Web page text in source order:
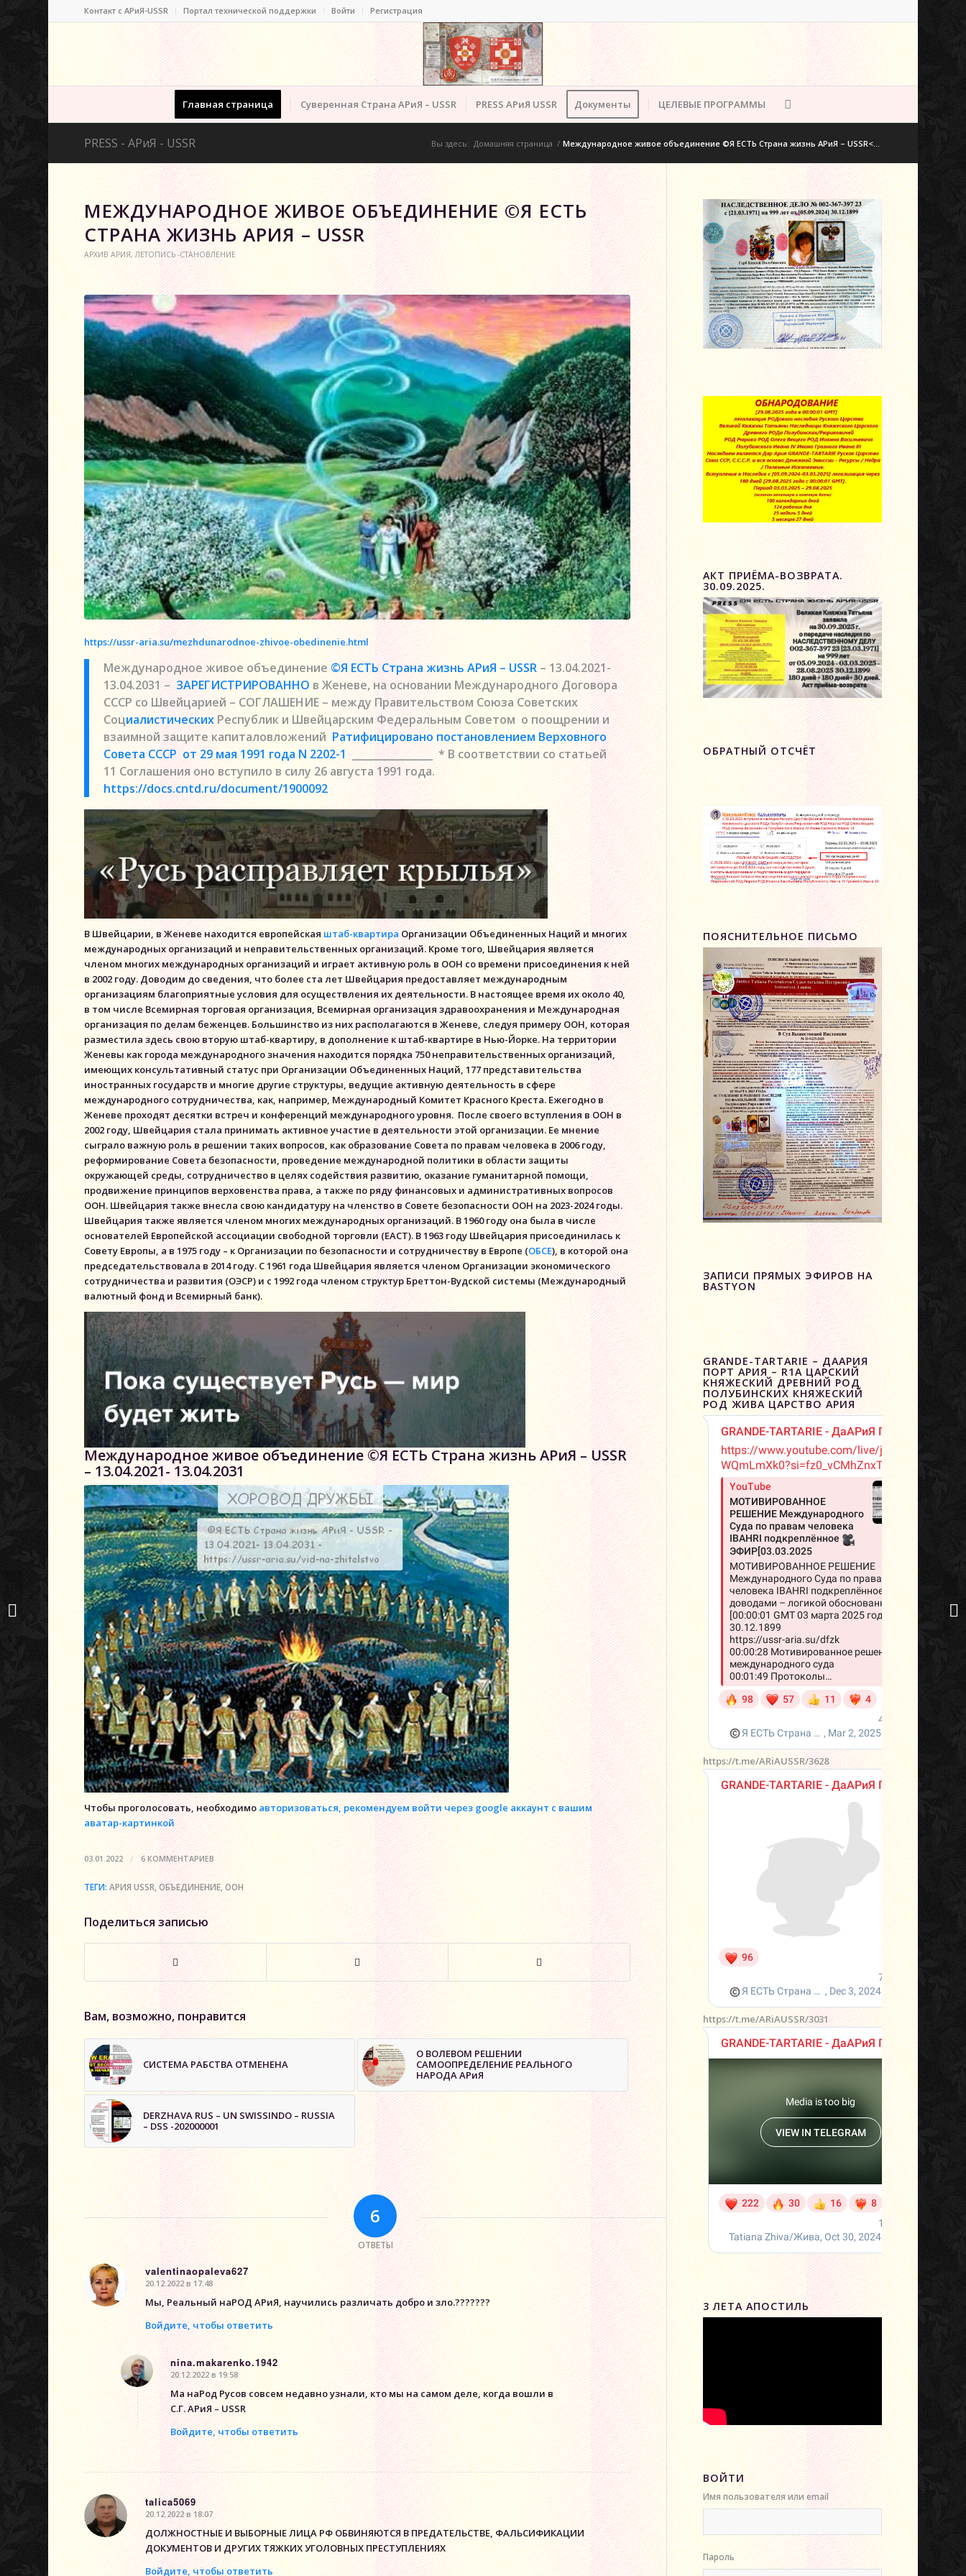
Контакт c АРиЯ-USSR Портал технической поддержки Войти Регистрация
Главная страница Суверенная Страна АРиЯ – USSR PRESS АРиЯ USSR Документы ЦЕЛЕВЫЕ ПРОГРАММЫ
PRESS - АРиЯ - USSR Вы здесь: Домашняя страница / Международное живое объединение ©Я ЕСТЬ Страна жизнь АРиЯ – USSR<...
МЕЖДУНАРОДНОЕ ЖИВОЕ ОБЪЕДИНЕНИЕ ©Я ЕСТЬ
СТРАНА ЖИЗНЬ АРИЯ – USSR
АРХИВ АРИЯ,ЛЕТОПИСЬ -СТАНОВЛЕНИЕ
https://ussr-aria.su/mezhdunarodnoe-zhivoe-obedinenie.html
Международное живое объединение©Я ЕСТЬ Страна жизнь АРиЯ – USSR– 13.04.2021-
13.04.2031 –ЗАРЕГИСТРИРОВАННОв Женеве, на основании Международного Договора
СССР со Швейцарией – СОГЛАШЕНИЕ – между Правительством Союза Советских
СоциалистическихРеспублик и Швейцарским Федеральным Советом о поощрении и
взаимной защите капиталовложенийРатифицировано постановлением Верховного
Совета СССР от 29 мая 1991 года N 2202-1________________ * В соответствии со статьей
11 Соглашения оно вступило в силу 26 августа 1991 года.
https://docs.cntd.ru/document/1900092
В Швейцарии, в Женеве находится европейскаяштаб-квартираОрганизации Объединенных Наций и многих
международных организаций и неправительственных организаций. Кроме того, Швейцария является
членом многих международных организаций и играет активную роль в ООН со времени присоединения к ней
в 2002 году. Доводим до сведения, что более ста лет Швейцария предоставляет международным
организациям благоприятные условия для осуществления их деятельности. В настоящее время их около 40,
в том числе Всемирная торговая организация, Всемирная организация здравоохранения и Международная
организация по делам беженцев. Большинство из них располагаются в Женеве, следуя примеру ООН, которая
разместила здесь свою вторую штаб-квартиру, в дополнение к штаб-квартире в Нью-Йорке. На территории
Женевы как города международного значения находится порядка 750 неправительственных организаций,
имеющих консультативный статус при Организации Объединенных Наций, 177 представительства
иностранных государств и многие другие структуры, ведущие активную деятельность в сфере
международного сотрудничества, как, например, Международный Комитет Красного Креста. Ежегодно в
Женеве проходят десятки встреч и конференций международного уровня. После своего вступления в ООН в
2002 году, Швейцария стала принимать активное участие в деятельности этой организации. Ее мнение
сыграло важную роль в решении таких вопросов, как образование Совета по правам человека в 2006 году,
реформирование Совета безопасности, проведение международной политики в области защиты
окружающей среды, сотрудничество в целях содействия развитию, оказание гуманитарной помощи,
продвижение принципов верховенства права, а также по ряду финансовых и административных вопросов
ООН. Швейцария также внесла свою кандидатуру на членство в Совете безопасности ООН на 2023-2024 годы.
Швейцария также является членом многих международных организаций. В 1960 году она была в числе
основателей Европейской ассоциации свободной торговли (ЕАСТ). В 1963 году Швейцария присоединилась к
Совету Европы, а в 1975 году – к Организации по безопасности и сотрудничеству в Европе (ОБСЕ), в которой она
председательствовала в 2014 году. С 1961 года Швейцария является членом Организации экономического
сотрудничества и развития (ОЭСР) и с 1992 года членом структур Бреттон-Вудской системы (Международный
валютный фонд и Всемирный банк).
Международное живое объединение ©Я ЕСТЬ Страна жизнь АРиЯ – USSR
– 13.04.2021- 13.04.2031
Чтобы проголосовать, необходимоавторизоваться, рекомендуем войти через google аккаунт с вашим
аватар-картинкой
03.01.2022 / 6 КОММЕНТАРИЕВ
ТЕГИ:АРИЯ USSR,ОБЪЕДИНЕНИЕ,ООН
Поделиться записью
Вам, возможно, понравится
СИСТЕМА РАБСТВА ОТМЕНЕНА
О ВОЛЕВОМ РЕШЕНИИ
САМООПРЕДЕЛЕНИЕ РЕАЛЬНОГО
НАРОДА АРиЯ
DERZHAVA RUS – UN SWISSINDO – RUSSIA
– DSS -202000001
6
ОТВЕТЫ
valentinaopaleva627
говорит:
20.12.2022 в 17:48
Мы, Реальный наРОД АРиЯ, научились различать добро и зло.???????
Войдите, чтобы ответить
nina.makarenko.1942
говорит:
20.12.2022 в 19:58
Ма наРод Русов совсем недавно узнали, кто мы на самом деле, когда вошли в
С.Г. АРиЯ – USSR
Войдите, чтобы ответить
talica5069
говорит:
20.12.2022 в 18:07
ДОЛЖНОСТНЫЕ И ВЫБОРНЫЕ ЛИЦА РФ ОБВИНЯЮТСЯ В ПРЕДАТЕЛЬСТВЕ, ФАЛЬСИФИКАЦИИ
ДОКУМЕНТОВ И ДРУГИХ ТЯЖКИХ УГОЛОВНЫХ ПРЕСТУПЛЕНИЯХ
Войдите, чтобы ответить
АКТ ПРИЁМА-ВОЗВРАТА.
30.09.2025.
ОБРАТНЫЙ ОТСЧЁТ
ПОЯСНИТЕЛЬНОЕ ПИСЬМО
ЗАПИСИ ПРЯМЫХ ЭФИРОВ НА
BASTYON
GRANDE-TARTARIE – ДААРИЯ
ПОРТ АРИЯ – R1A ЦАРСКИЙ
КНЯЖЕСКИЙ ДРЕВНИЙ РОД
ПОЛУБИНСКИХ КНЯЖЕСКИЙ
РОД ЖИВА ЦАРСТВО АРИЯ
https://t.me/ARiAUSSR/3628
https://t.me/ARiAUSSR/3031
3 ЛЕТА АПОСТИЛЬ
ВОЙТИ
Имя пользователя или email
Пароль
УВЕДОМЛЕНИЕ О
РЕСТИТУЦИИ
Возврат активов...